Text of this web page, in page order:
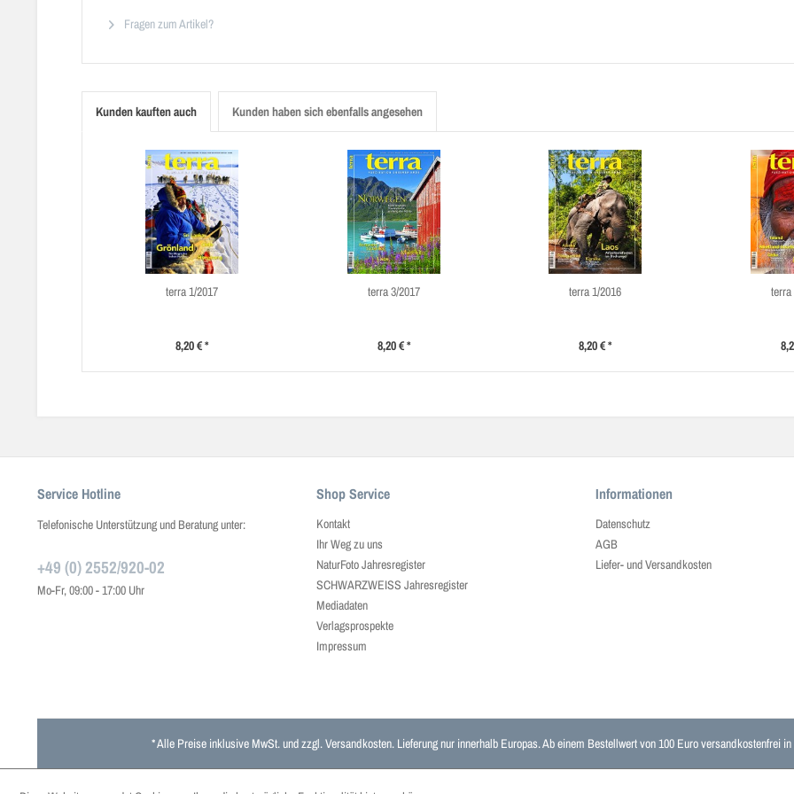
Fragen zum Artikel?
Kunden kauften auch Kunden haben sich ebenfalls angesehen
terra 1/2017
8,20 € *
terra 3/2017
8,20 € *
terra 1/2016
8,20 € *
terra
Service Hotline
Telefonische Unterstützung und Beratung unter:
+49 (0) 2552/920-02
Mo-Fr, 09:00 - 17:00 Uhr
Shop Service
Kontakt
Ihr Weg zu uns
NaturFoto Jahresregister
SCHWARZWEISS Jahresregister
Mediadaten
Verlagsprospekte
Impressum
Informationen
Datenschutz
AGB
Liefer- und Versandkosten
* Alle Preise inklusive MwSt. und zzgl.Versandkosten. Lieferung nur innerhalb Europas. Ab einem Bestellwert von 100 Euro versandkostenfrei